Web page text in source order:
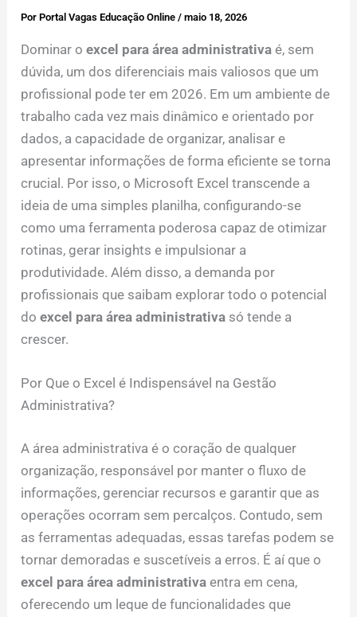
PorPortal Vagas Educação Online/maio 18, 2026
Dominar oexcel para área administrativa é, sem
dúvida, um dos diferenciais mais valiosos que um
profissional pode ter em 2026. Em um ambiente de
trabalho cada vez mais dinâmico e orientado por
dados, a capacidade de organizar, analisar e
apresentar informações de forma eficiente se torna
crucial. Por isso, o Microsoft Excel transcende a
ideia de uma simples planilha, configurando-se
como uma ferramenta poderosa capaz de otimizar
rotinas, gerar insights e impulsionar a
produtividade. Além disso, a demanda por
profissionais que saibam explorar todo o potencial
doexcel para área administrativa só tende a
crescer.
Por Que o Excel é Indispensável na Gestão
Administrativa?
A área administrativa é o coração de qualquer
organização, responsável por manter o fluxo de
informações, gerenciar recursos e garantir que as
operações ocorram sem percalços. Contudo, sem
as ferramentas adequadas, essas tarefas podem se
tornar demoradas e suscetíveis a erros. É aí que o
excel para área administrativa entra em cena,
oferecendo um leque de funcionalidades que